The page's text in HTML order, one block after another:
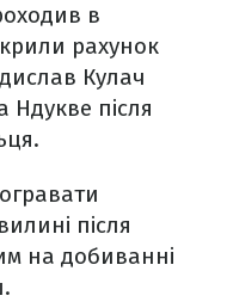
в
рахунок
Кулач
Ндукве після
після
на добиванні